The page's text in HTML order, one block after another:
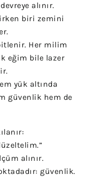
alınır.
biri zemini
Her milim
eğim bile lazer
yük altında
güvenlik hem de
alınır.
güvenlik.